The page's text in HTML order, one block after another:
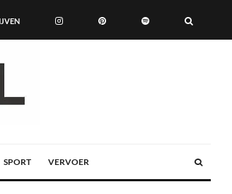
SPORT VERVOER